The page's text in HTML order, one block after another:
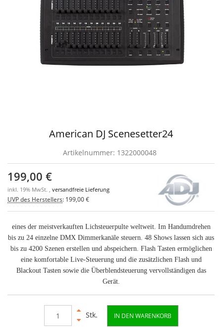
American DJ Scenesetter24
Artikelnummer: 1322000048
199,00 €
inkl. 19% MwSt. , versandfreie Lieferung
UVP des Herstellers: 199,00 €
eines der meistverkauften Lichsteuerpulte weltweit. Im Handumdrehen
bis zu 24 einzelne DMX Dimmerkanäle steuern. 48 Shows lassen sich aus
bis zu 4200 Szenen erstellen und abspeichern. Flash Tasten ermöglichen
eine komfortable Live-Steuerung und die zusätzlichen Flash und
Blackout Tasten sowie die Überblendsteuerung vervollständigen das
Gerät.
Stk. IN DEN WARENKORB